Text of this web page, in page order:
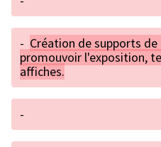
- Création de supports
promouvoir l'exposition,
affiches.
-